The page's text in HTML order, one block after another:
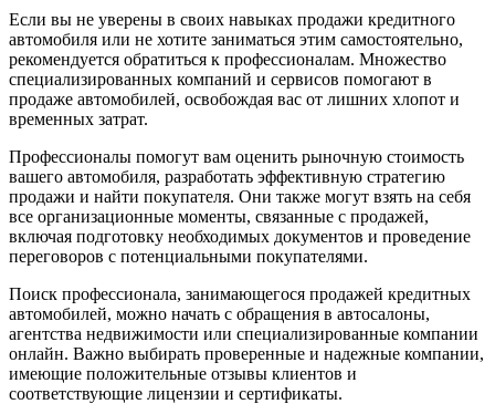
Если вы не уверены в своих навыках продажи кредитного
автомобиля или не хотите заниматься этим самостоятельно,
рекомендуется обратиться к профессионалам. Множество
специализированных компаний и сервисов помогают в
продаже автомобилей, освобождая вас от лишних хлопот и
временных затрат.
Профессионалы помогут вам оценить рыночную стоимость
вашего автомобиля, разработать эффективную стратегию
продажи и найти покупателя. Они также могут взять на себя
все организационные моменты, связанные с продажей,
включая подготовку необходимых документов и проведение
переговоров с потенциальными покупателями.
Поиск профессионала, занимающегося продажей кредитных
автомобилей, можно начать с обращения в автосалоны,
агентства недвижимости или специализированные компании
онлайн. Важно выбирать проверенные и надежные компании,
имеющие положительные отзывы клиентов и
соответствующие лицензии и сертификаты.